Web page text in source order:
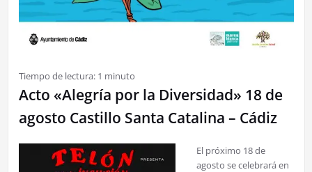
Tiempo de lectura: 1 minuto
Acto «Alegría por la Diversidad» 18 de
agosto Castillo Santa Catalina – Cádiz
El próximo 18 de
agosto se celebrará en